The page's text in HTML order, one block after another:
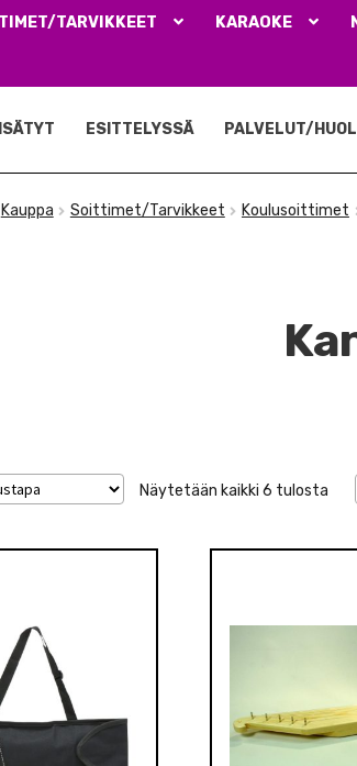
TARVIKKEET KARAOKE
ESITTELYSSÄ PALVELUT/
Kauppa Soittimet/Tarvikkeet Koulusoittimet
Näytetään kaikki 6 tulosta